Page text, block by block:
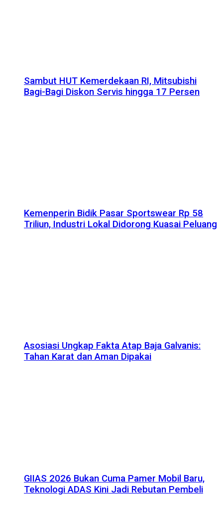
Sambut HUT Kemerdekaan RI, Mitsubishi
Bagi-Bagi Diskon Servis hingga 17 Persen
Kemenperin Bidik Pasar Sportswear Rp 58
Triliun, Industri Lokal Didorong Kuasai Peluang
Asosiasi Ungkap Fakta Atap Baja Galvanis:
Tahan Karat dan Aman Dipakai
GIIAS 2026 Bukan Cuma Pamer Mobil Baru,
Teknologi ADAS Kini Jadi Rebutan Pembeli